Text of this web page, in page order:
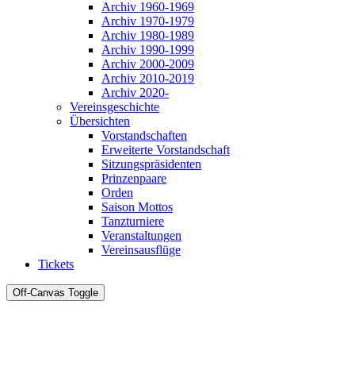
Archiv 1960-1969
Archiv 1970-1979
Archiv 1980-1989
Archiv 1990-1999
Archiv 2000-2009
Archiv 2010-2019
Archiv 2020-
Vereinsgeschichte
Übersichten
Vorstandschaften
Erweiterte Vorstandschaft
Sitzungspräsidenten
Prinzenpaare
Orden
Saison Mottos
Tanzturniere
Veranstaltungen
Vereinsausflüge
Tickets
Off-Canvas Toggle